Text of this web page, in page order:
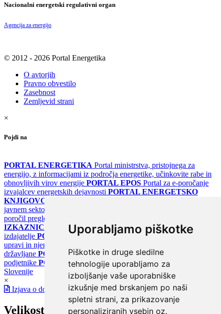
Uporabljamo piškotke
Piškotke in druge sledilne
tehnologije uporabljamo za
izboljšanje vaše uporabniške
izkušnje med brskanjem po naši
spletni strani, za prikazovanje
personaliziranih vsebin oz.
Nacionalni energetski regulativni organ
Agencija za energijo
© 2012 - 2026 Portal Energetika
O avtorjih
Pravno obvestilo
Zasebnost
Zemljevid strani
×
Pojdi na
PORTAL ENERGETIKA Portal ministrstva, pristojnega za
energijo, z informacijami iz področja energetike, učinkovite rabe in
obnovljivih virov energije PORTAL EPOS Portal za e-poročanje
izvajalcev energetskih dejavnosti PORTAL ENERGETSKO
KNJIGOVODSTVO
javnem sektorju
poročil pregledov klimatskih sistemov
IZKAZNICE
Register energetskih izkaznic - za izdelovalce in
izdajatelje PORTAL GOV.SI Osrednje spletno mesto o državni
upravi in njenih storitvah
državljane PORTAL SPOT Državni portal za podjetja in
podjetnike PORTAL OPSI Državni portal odprtih podatkov
Slovenije
×
Izjava o dostopnosti
Velikost pisave